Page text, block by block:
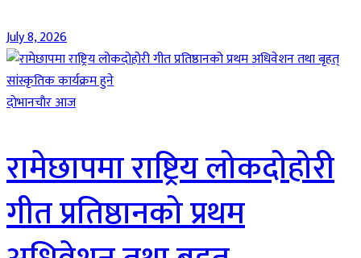
July 8, 2026
दाेभानचाैर आज
रामेछापमा राष्ट्रिय लोकदोहोरी
गीत प्रतिष्ठानको प्रथम